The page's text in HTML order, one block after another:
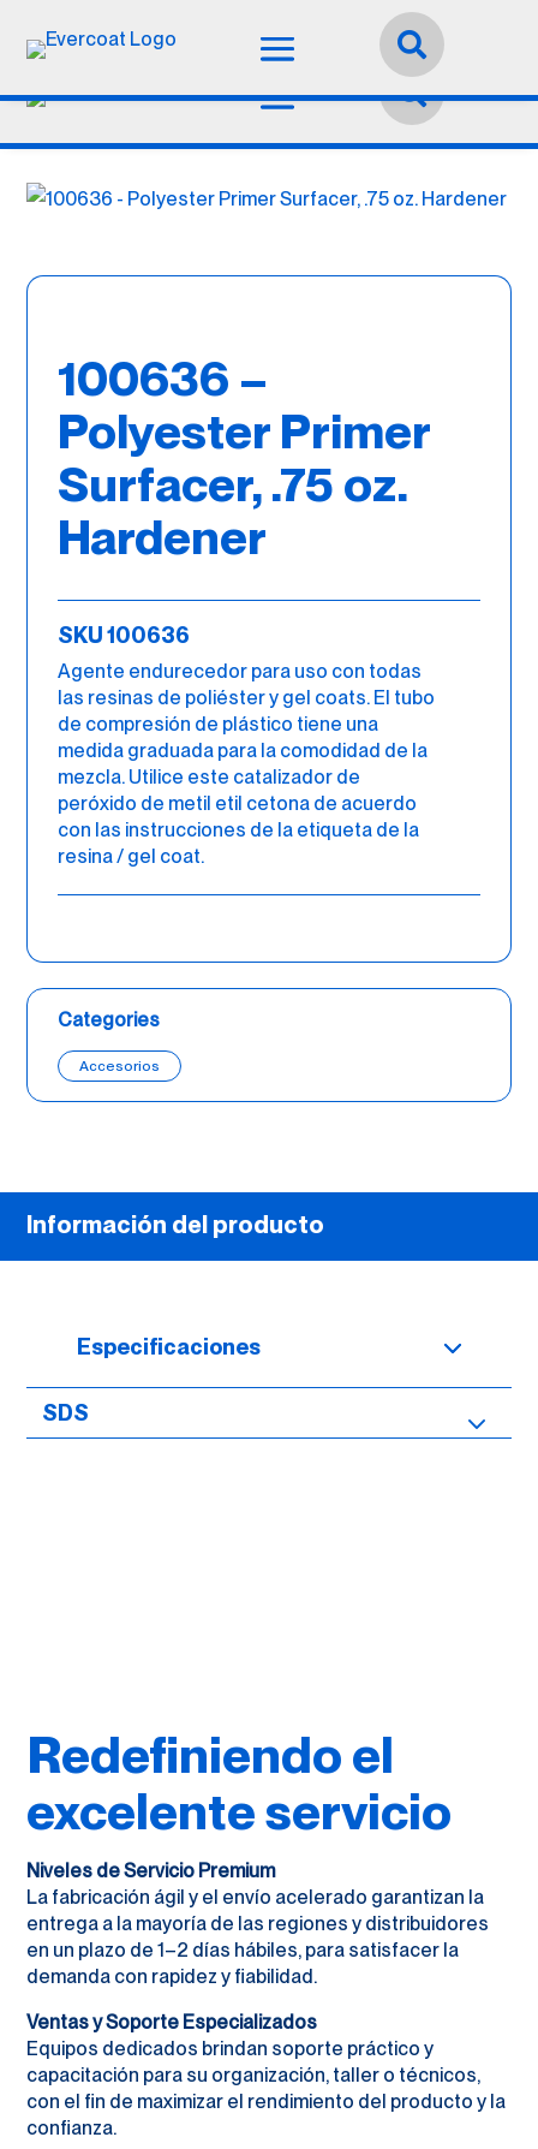
Idioma: Español


100636 –
Polyester Primer
Surfacer, .75 oz.
Hardener
SKU 100636
Agente endurecedor para uso con todas
las resinas de poliéster y gel coats. El tubo
de compresión de plástico tiene una
medida graduada para la comodidad de la
mezcla. Utilice este catalizador de
peróxido de metil etil cetona de acuerdo
con las instrucciones de la etiqueta de la
resina / gel coat.
Categories
Accesorios
Información del producto
Especificaciones
SDS
Redefiniendo el
excelente servicio
Niveles de Servicio Premium
La fabricación ágil y el envío acelerado garantizan la
entrega a la mayoría de las regiones y distribuidores
en un plazo de 1–2 días hábiles, para satisfacer la
demanda con rapidez y fiabilidad.
Ventas y Soporte Especializados
Equipos dedicados brindan soporte práctico y
capacitación para su organización, taller o técnicos,
con el fin de maximizar el rendimiento del producto y la
confianza.